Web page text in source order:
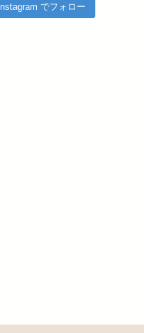
Instagram でフォロー